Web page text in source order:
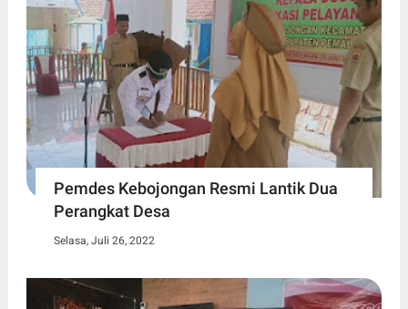
Pemdes Kebojongan Resmi Lantik Dua
Perangkat Desa
Selasa, Juli 26, 2022